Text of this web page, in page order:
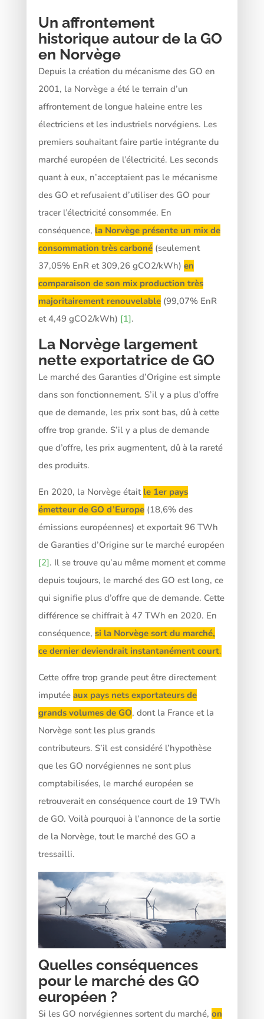
Un affrontement
historique autour de la GO
en Norvège
Depuis la création du mécanisme des GO en
2001, la Norvège a été le terrain d’un
affrontement de longue haleine entre les
électriciens et les industriels norvégiens. Les
premiers souhaitant faire partie intégrante du
marché européen de l’électricité. Les seconds
quant à eux, n’acceptaient pas le mécanisme
des GO et refusaient d’utiliser des GO pour
tracer l’électricité consommée. En
conséquence, la Norvège présente un mix de
consommation très carboné(seulement
37,05% EnR et 309,26 gCO2/kWh) en
comparaison de son mix production très
majoritairement renouvelable(99,07% EnR
et 4,49 gCO2/kWh) [1].
La Norvège largement
nette exportatrice de GO
Le marché des Garanties d’Origine est simple
dans son fonctionnement. S’il y a plus d’offre
que de demande, les prix sont bas, dû à cette
offre trop grande. S’il y a plus de demande
que d’offre, les prix augmentent, dû à la rareté
des produits.
En 2020, la Norvège était le 1er pays
émetteur de GO d’Europe(18,6% des
émissions européennes) et exportait 96 TWh
de Garanties d’Origine sur le marché européen
[2]. Il se trouve qu’au même moment et comme
depuis toujours, le marché des GO est long, ce
qui signifie plus d’offre que de demande. Cette
différence se chiffrait à 47 TWh en 2020. En
conséquence, si la Norvège sort du marché,
ce dernier deviendrait instantanément court.
Cette offre trop grande peut être directement
imputée aux pays nets exportateurs de
grands volumes de GO, dont la France et la
Norvège sont les plus grands
contributeurs. S’il est considéré l’hypothèse
que les GO norvégiennes ne sont plus
comptabilisées, le marché européen se
retrouverait en conséquence court de 19 TWh
de GO. Voilà pourquoi à l’annonce de la sortie
de la Norvège, tout le marché des GO a
tressailli.
Quelles conséquences
pour le marché des GO
européen ?
Si les GO norvégiennes sortent du marché, on